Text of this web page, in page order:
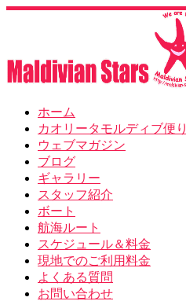
ホーム
カオリータモルディブ便り
ウェブマガジン
ブログ
ギャラリー
スタッフ紹介
ボート
航海ルート
スケジュール＆料金
現地でのご利用料金
よくある質問
お問い合わせ